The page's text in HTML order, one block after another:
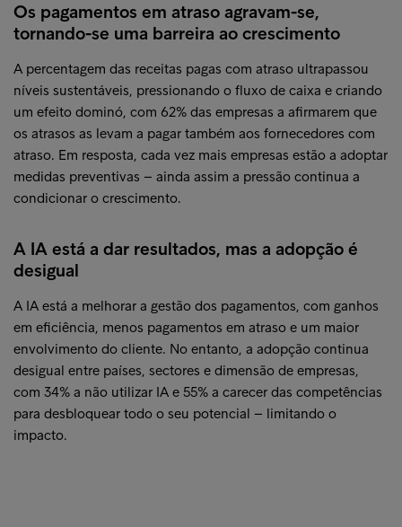
Os pagamentos em atraso agravam-se,
tornando-se uma barreira ao crescimento
A percentagem das receitas pagas com atraso ultrapassou
níveis sustentáveis, pressionando o fluxo de caixa e criando
um efeito dominó, com 62% das empresas a afirmarem que
os atrasos as levam a pagar também aos fornecedores com
atraso. Em resposta, cada vez mais empresas estão a adoptar
medidas preventivas – ainda assim a pressão continua a
condicionar o crescimento.
A IA está a dar resultados, mas a adopção é
desigual
A IA está a melhorar a gestão dos pagamentos, com ganhos
em eficiência, menos pagamentos em atraso e um maior
envolvimento do cliente. No entanto, a adopção continua
desigual entre países, sectores e dimensão de empresas,
com 34% a não utilizar IA e 55% a carecer das competências
para desbloquear todo o seu potencial – limitando o
impacto.